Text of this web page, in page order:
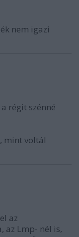
nem igazi
régit szénné
mint voltál
az
az Lmp- nél is,